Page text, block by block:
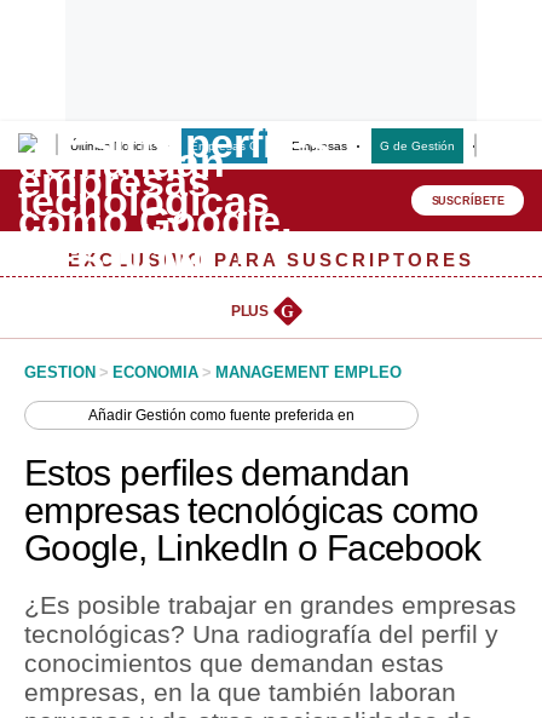
Últimas Noticias Empresas G Empresas G de Gestión
Lo último
Peru Quiosco
Management & Empleo
Perú
Política
Finanzas Personales
Inmobiliarias
SUSCRÍBETE
EXCLUSIVO PARA SUSCRIPTORES
PLUS G
GESTION > ECONOMIA > MANAGEMENT EMPLEO
AñadirGestión como fuente preferida en
Estos perfiles demandan
empresas tecnológicas como
Google, LinkedIn o Facebook
¿Es posible trabajar en grandes empresas
tecnológicas? Una radiografía del perfil y
conocimientos que demandan estas
empresas, en la que también laboran